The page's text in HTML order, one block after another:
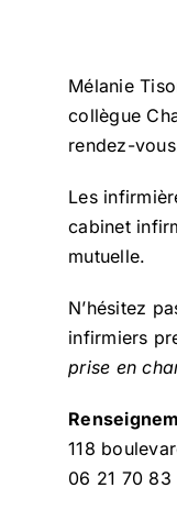
Mélanie
collègue
rendez-
Les
cabinet
mutuelle.
N’hésitez
infirmiers
prise en
118
06 21 70 83